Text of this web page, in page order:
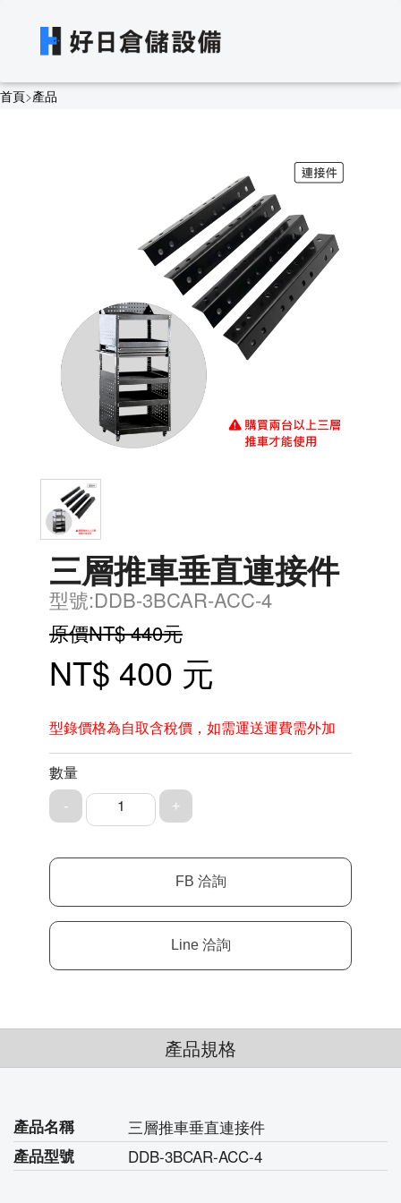
首頁>產品
三層推車垂直連接件
型號:DDB-3BCAR-ACC-4
原價NT$ 440元
NT$ 400 元
型錄價格為自取含稅價，如需運送運費需外加
數量
1
產品規格
產品名稱 三層推車垂直連接件
產品型號 DDB-3BCAR-ACC-4